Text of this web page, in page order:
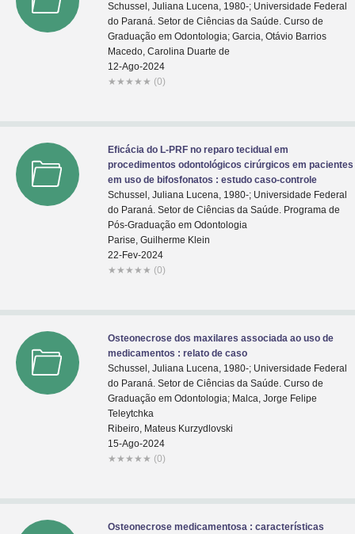
Schussel, Juliana Lucena, 1980-; Universidade Federal
do Paraná. Setor de Ciências da Saúde. Curso de
Graduação em Odontologia; Garcia, Otávio Barrios
Macedo, Carolina Duarte de
12-Ago-2024
★ ★ ★ ★ ★ (0)
Eficácia do L-PRF no reparo tecidual em
procedimentos odontológicos cirúrgicos em pacientes
em uso de bifosfonatos : estudo caso-controle
Schussel, Juliana Lucena, 1980-; Universidade Federal
do Paraná. Setor de Ciências da Saúde. Programa de
Pós-Graduação em Odontologia
Parise, Guilherme Klein
22-Fev-2024
★ ★ ★ ★ ★ (0)
Osteonecrose dos maxilares associada ao uso de
medicamentos : relato de caso
Schussel, Juliana Lucena, 1980-; Universidade Federal
do Paraná. Setor de Ciências da Saúde. Curso de
Graduação em Odontologia; Malca, Jorge Felipe
Teleytchka
Ribeiro, Mateus Kurzydlovski
15-Ago-2024
★ ★ ★ ★ ★ (0)
Osteonecrose medicamentosa : características